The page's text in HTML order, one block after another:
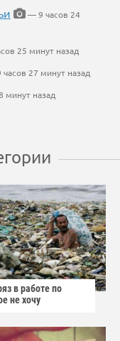
— 9 часов 24
25 минут назад
27 минут назад
минут назад
в работе по
не хочу